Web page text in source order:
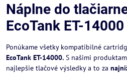
Náplne do
EcoTank ET-14000
Ponúkame všetky kompatibilné
EcoTank ET-14000. S našimi
najlepšie tlačové výsledky a to za